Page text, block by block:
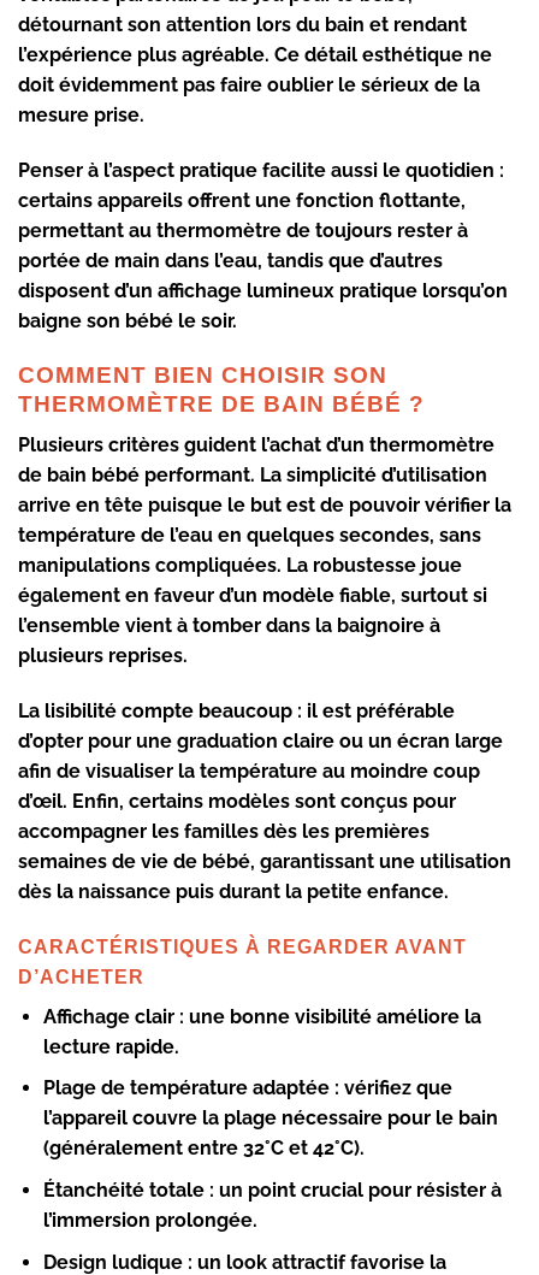
détournant son attention lors du bain et rendant
l’expérience plus agréable. Ce détail esthétique ne
doit évidemment pas faire oublier le sérieux de la
mesure prise.
Penser à l’aspect pratique facilite aussi le quotidien :
certains appareils offrent une fonction flottante,
permettant au thermomètre de toujours rester à
portée de main dans l’eau, tandis que d’autres
disposent d’un affichage lumineux pratique lorsqu’on
baigne son bébé le soir.
COMMENT BIEN CHOISIR SON
THERMOMÈTRE DE BAIN BÉBÉ ?
Plusieurs critères guident l’achat d’un thermomètre
de bain bébé performant. La simplicité d’utilisation
arrive en tête puisque le but est de pouvoir vérifier la
température de l’eau en quelques secondes, sans
manipulations compliquées. La robustesse joue
également en faveur d’un modèle fiable, surtout si
l’ensemble vient à tomber dans la baignoire à
plusieurs reprises.
La lisibilité compte beaucoup : il est préférable
d’opter pour une graduation claire ou un écran large
afin de visualiser la température au moindre coup
d’œil. Enfin, certains modèles sont conçus pour
accompagner les familles dès les premières
semaines de vie de bébé, garantissant une utilisation
dès la naissance puis durant la petite enfance.
CARACTÉRISTIQUES À REGARDER AVANT
D’ACHETER
Affichage clair : une bonne visibilité améliore la
lecture rapide.
Plage de température adaptée : vérifiez que
l’appareil couvre la plage nécessaire pour le bain
(généralement entre 32°C et 42°C).
Étanchéité totale : un point crucial pour résister à
l’immersion prolongée.
Design ludique : un look attractif favorise la